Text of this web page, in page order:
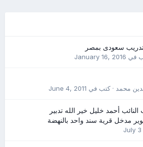
سعودى بمصر
في January 16, 2016
محمد· كتب في June 4, 2011
أحمد خليل خير الله تدبير
مدخل قرية سند واحد بالنهضة
July 3